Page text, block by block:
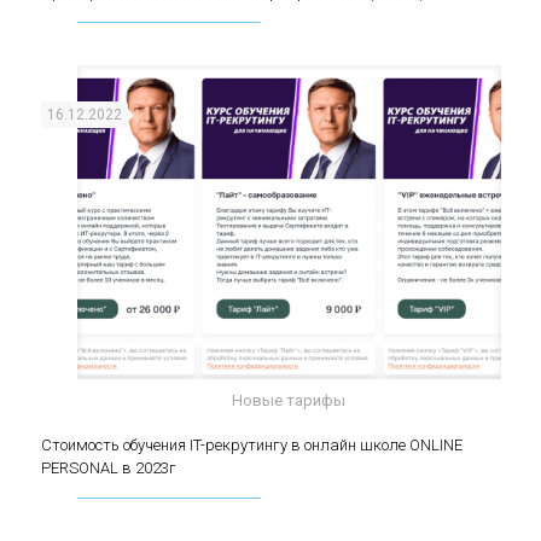
Стоимость обучения IT-рекрутингу в онлайн
Новые тарифы
16.12.2022
Стоимость обучения IT-рекрутингу в онлайн школе ONLINE
PERSONAL в 2023г